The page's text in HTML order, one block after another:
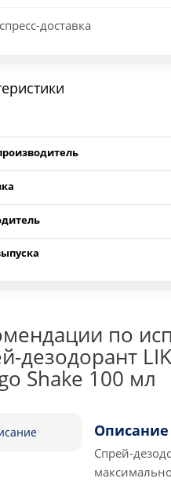
доставка
по
дезодорант
Shake 100 мл
Описание
Спрей-